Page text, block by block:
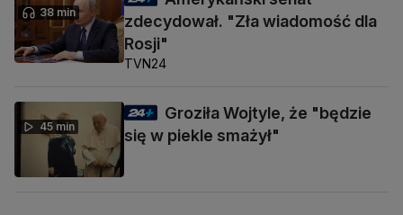
38 min
zdecydował. "Zła wiadomość dla
Rosji"
TVN24
45 min
Groziła Wojtyle, że "będzie
się w piekle smażył"